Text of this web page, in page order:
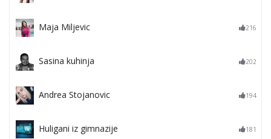
Maja Miljevic 216
Sasina kuhinja 202
Andrea Stojanovic 194
Huligani iz gimnazije 181